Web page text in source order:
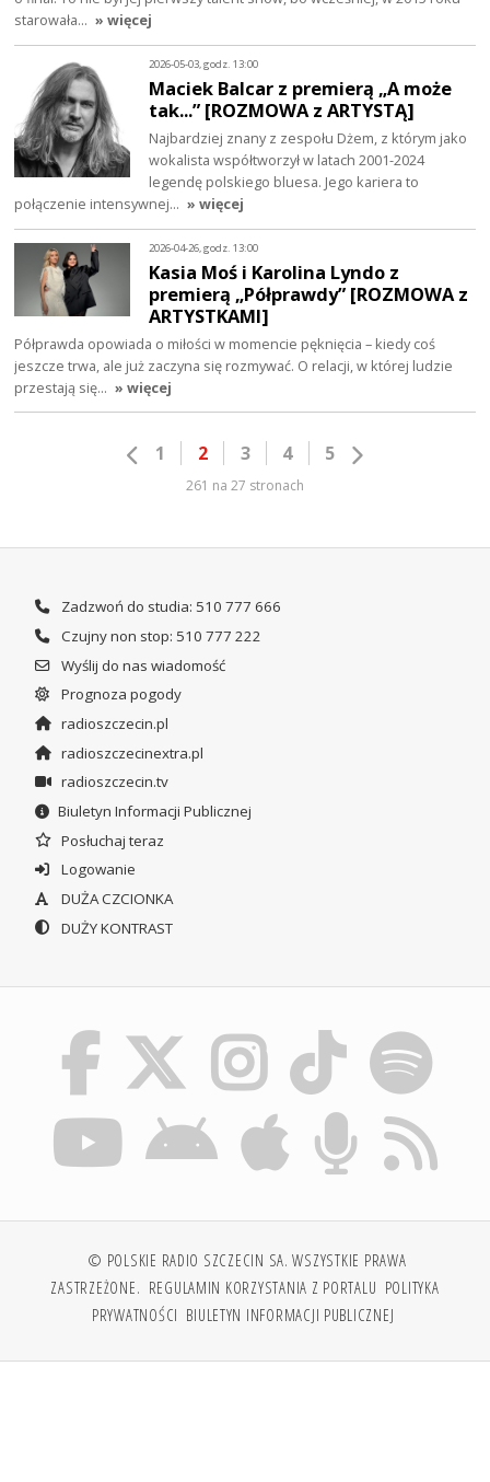
starowała… » więcej
2026-05-03, godz. 13:00
Maciek Balcar z premierą „A może
tak...” [ROZMOWA z ARTYSTĄ]
Najbardziej znany z zespołu Dżem, z którym jako
wokalista współtworzył w latach 2001-2024
legendę polskiego bluesa. Jego kariera to
połączenie intensywnej… » więcej
2026-04-26, godz. 13:00
Kasia Moś i Karolina Lyndo z
premierą „Półprawdy” [ROZMOWA z
ARTYSTKAMI]
Półprawda opowiada o miłości w momencie pęknięcia – kiedy coś
jeszcze trwa, ale już zaczyna się rozmywać. O relacji, w której ludzie
przestają się… » więcej
1 2 3 4 5
261 na 27 stronach
Zadzwoń do studia: 510 777 666
Czujny non stop: 510 777 222
Wyślij do nas wiadomość
Prognoza pogody
radioszczecin.pl
radioszczecinextra.pl
radioszczecin.tv
Biuletyn Informacji Publicznej
Posłuchaj teraz
Logowanie
DUŻA CZCIONKA
DUŻY KONTRAST
© POLSKIE RADIO SZCZECIN SA. WSZYSTKIE PRAWA
ZASTRZEŻONE. REGULAMIN KORZYSTANIA Z PORTALU POLITYKA
PRYWATNOŚCI BIULETYN INFORMACJI PUBLICZNEJ